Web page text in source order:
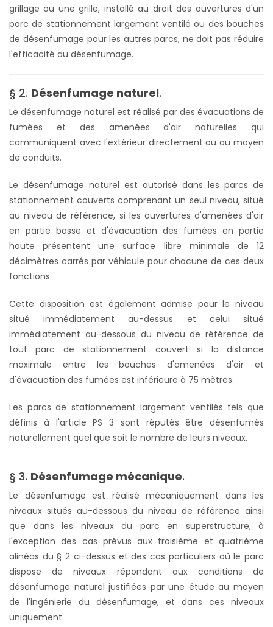
grillage ou une grille, installé au droit des ouvertures d'un
parc de stationnement largement ventilé ou des bouches
de désenfumage pour les autres parcs, ne doit pas réduire
l'efficacité du désenfumage.
§ 2. Désenfumage naturel.
Le désenfumage naturel est réalisé par des évacuations de
fumées et des amenées d'air naturelles qui
communiquent avec l'extérieur directement ou au moyen
de conduits.
Le désenfumage naturel est autorisé dans les parcs de
stationnement couverts comprenant un seul niveau, situé
au niveau de référence, si les ouvertures d'amenées d'air
en partie basse et d'évacuation des fumées en partie
haute présentent une surface libre minimale de 12
décimètres carrés par véhicule pour chacune de ces deux
fonctions.
Cette disposition est également admise pour le niveau
situé immédiatement au-dessus et celui situé
immédiatement au-dessous du niveau de référence de
tout parc de stationnement couvert si la distance
maximale entre les bouches d'amenées d'air et
d'évacuation des fumées est inférieure à 75 mètres.
Les parcs de stationnement largement ventilés tels que
définis à l'article PS 3 sont réputés être désenfumés
naturellement quel que soit le nombre de leurs niveaux.
§ 3. Désenfumage mécanique.
Le désenfumage est réalisé mécaniquement dans les
niveaux situés au-dessous du niveau de référence ainsi
que dans les niveaux du parc en superstructure, à
l'exception des cas prévus aux troisième et quatrième
alinéas du § 2 ci-dessus et des cas particuliers où le parc
dispose de niveaux répondant aux conditions de
désenfumage naturel justifiées par une étude au moyen
de l'ingénierie du désenfumage, et dans ces niveaux
uniquement.